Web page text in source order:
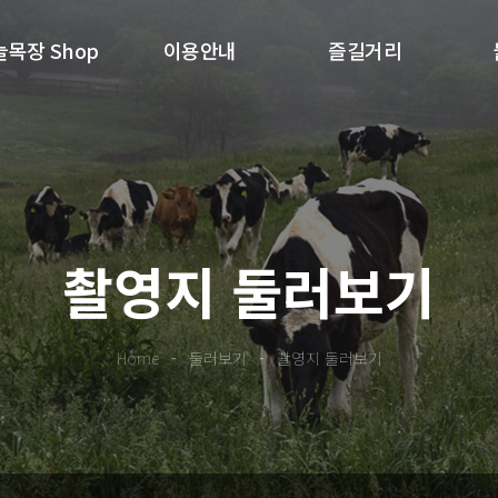
목장 Shop 이용안내 즐길거리
촬영지 둘러보기
Home - 둘러보기 - 촬영지 둘러보기